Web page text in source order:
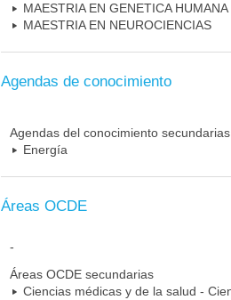
MAESTRIA EN GENETICA HUMANA
MAESTRIA EN NEUROCIENCIAS
Agendas de conocimiento
Agendas del conocimiento secundarias
Energía
Áreas OCDE
-
Áreas OCDE secundarias
Ciencias médicas y de la salud -